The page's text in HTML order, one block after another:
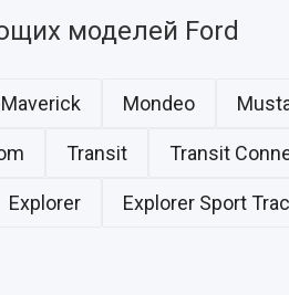
моделей Ford
Maverick Mondeo
Transit Transit
Explorer Explorer Sport Trac